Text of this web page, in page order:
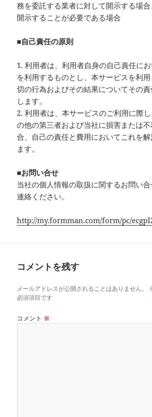
務を委託する業者に対して開示する場
開示することが必要である場合
■自己責任の原則
1. 利用者は、利用者自身の自己責任に
を利用するものとし、本サービスを利
切の行為およびその結果についてその
します。
2. 利用者は、本サービスのご利用に際
の他の第三者および当社に損害または
合、自己の責任と費用においてこれを
ます。
■お問い合せ
当社の個人情報の取扱に関するお問い
連絡ください。
http://my.formman.com/form/pc/
コメントを残す
メールアドレスが公開されることはありません。
必須項目です
コメント ※